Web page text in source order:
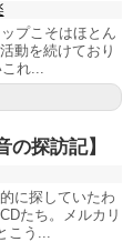
プこそはほとん
動を続けており
れ...
探訪記】
に探していたわ
たち。メルカリ
こう...